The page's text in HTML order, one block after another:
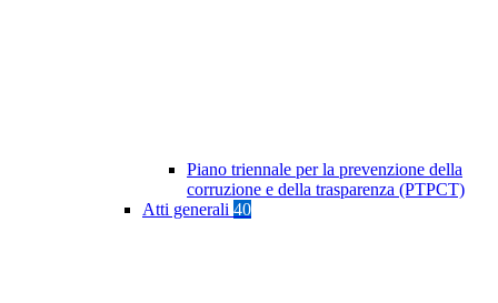
Piano triennale per la prevenzione della
corruzione e della trasparenza (PTPCT)
Atti generali 40